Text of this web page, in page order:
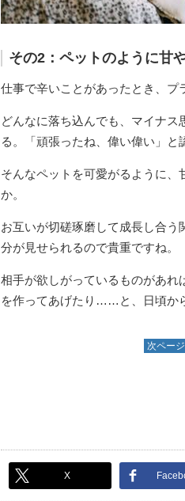
その2：ペットのように甘
仕事で辛いことがあったとき、プ
どんなに落ち込んでも、マイナ
る。「頑張ったね、偉い偉い」
そんなペットを可愛がるように、
か。
お互いが切磋琢磨して成長し合う
分が見せられるので貴重ですね。
相手が欲しがっているものがあ
を作ってあげたり……と、日頃か
次ページ
X